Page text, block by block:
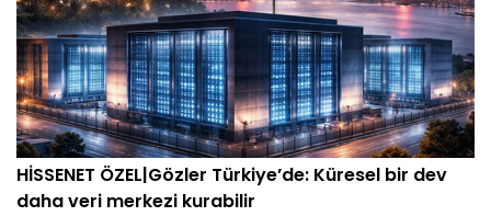
HİSSENET ÖZEL|Gözler Türkiye’de: Küresel bir dev
daha veri merkezi kurabilir